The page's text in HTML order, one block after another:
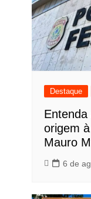
Destaque
origem
Mauro
6 de